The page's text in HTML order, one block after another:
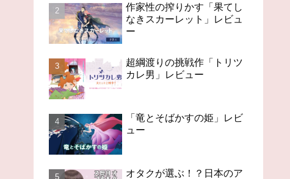
ゴいアニメ１４
作家性の搾りかす「果てし
なきスカーレット」レビュ
ー
超綱渡りの挑戦作「トリツ
カレ男」レビュー
「竜とそばかすの姫」レビ
ュー
オタクが選ぶ！？日本のア